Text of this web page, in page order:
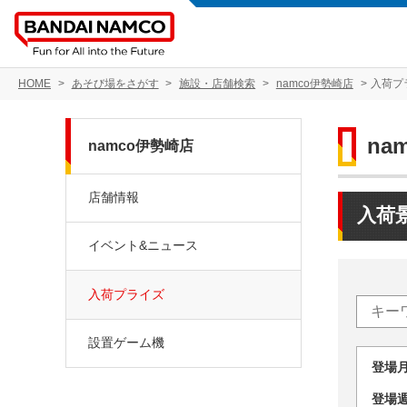
HOME あそび場をさがす 施設・店舗検索 namco伊勢崎店 入荷プ
入荷
登
登
namco伊勢崎店
店舗情報
イベント&ニュース
入荷プライズ
設置ゲーム機